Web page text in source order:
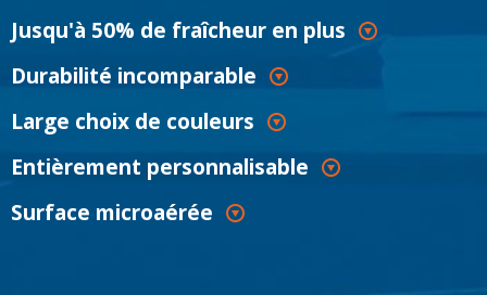
Jusqu'à 50% de fraîcheur en plus
Durabilité incomparable
Large choix de couleurs
Entièrement personnalisable
Surface microaérée